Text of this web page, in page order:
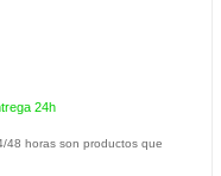
24h
48 horas son productos que